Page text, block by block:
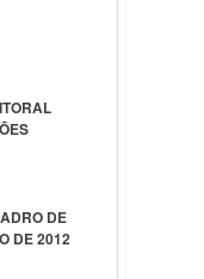
DE
DE 2012